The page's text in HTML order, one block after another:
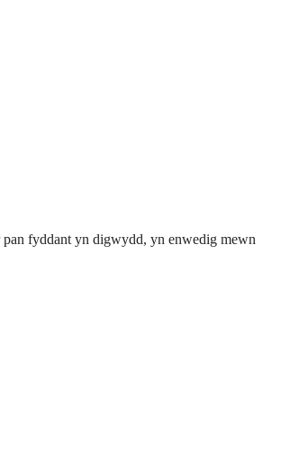
fyddant yn digwydd, yn enwedig mewn